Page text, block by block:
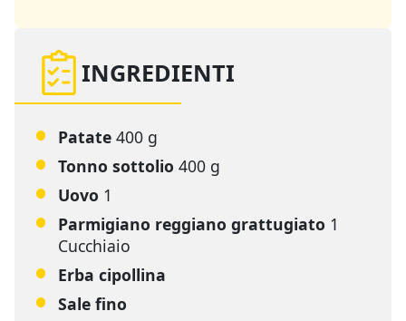
INGREDIENTI
Patate 400 g
Tonno sottolio 400 g
Uovo 1
Parmigiano reggiano grattugiato 1
Cucchiaio
Erba cipollina
Sale fino